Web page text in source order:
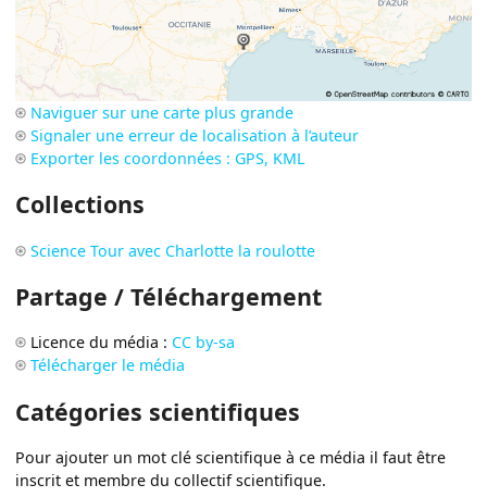
Naviguer sur une carte plus grande
Signaler une erreur de localisation à l’auteur
Exporter les coordonnées : GPS, KML
Collections
Science Tour avec Charlotte la roulotte
Partage / Téléchargement
Licence du média : CC by-sa
Télécharger le média
Catégories scientifiques
Pour ajouter un mot clé scientifique à ce média il faut être
inscrit et membre du collectif scientifique.